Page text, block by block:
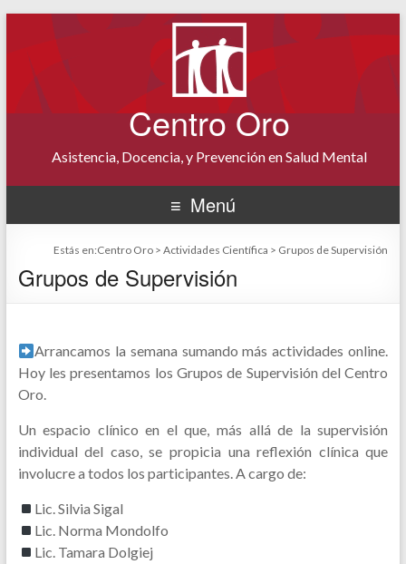
Centro Oro
Asistencia, Docencia, y Prevención en Salud Mental
Menú
Estás en:Centro Oro >Actividades Científica > Grupos de Supervisión
Grupos de Supervisión
Arrancamos la semana sumando más actividades online.
Hoy les presentamos los Grupos de Supervisión del Centro
Oro.
Un espacio clínico en el que, más allá de la supervisión
individual del caso, se propicia una reflexión clínica que
involucre a todos los participantes. A cargo de:
Lic. Silvia Sigal
Lic. Norma Mondolfo
Lic. Tamara Dolgiej